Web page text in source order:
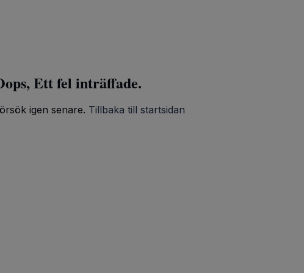
Ett fel inträffade.
igen senare. Tillbaka till startsidan